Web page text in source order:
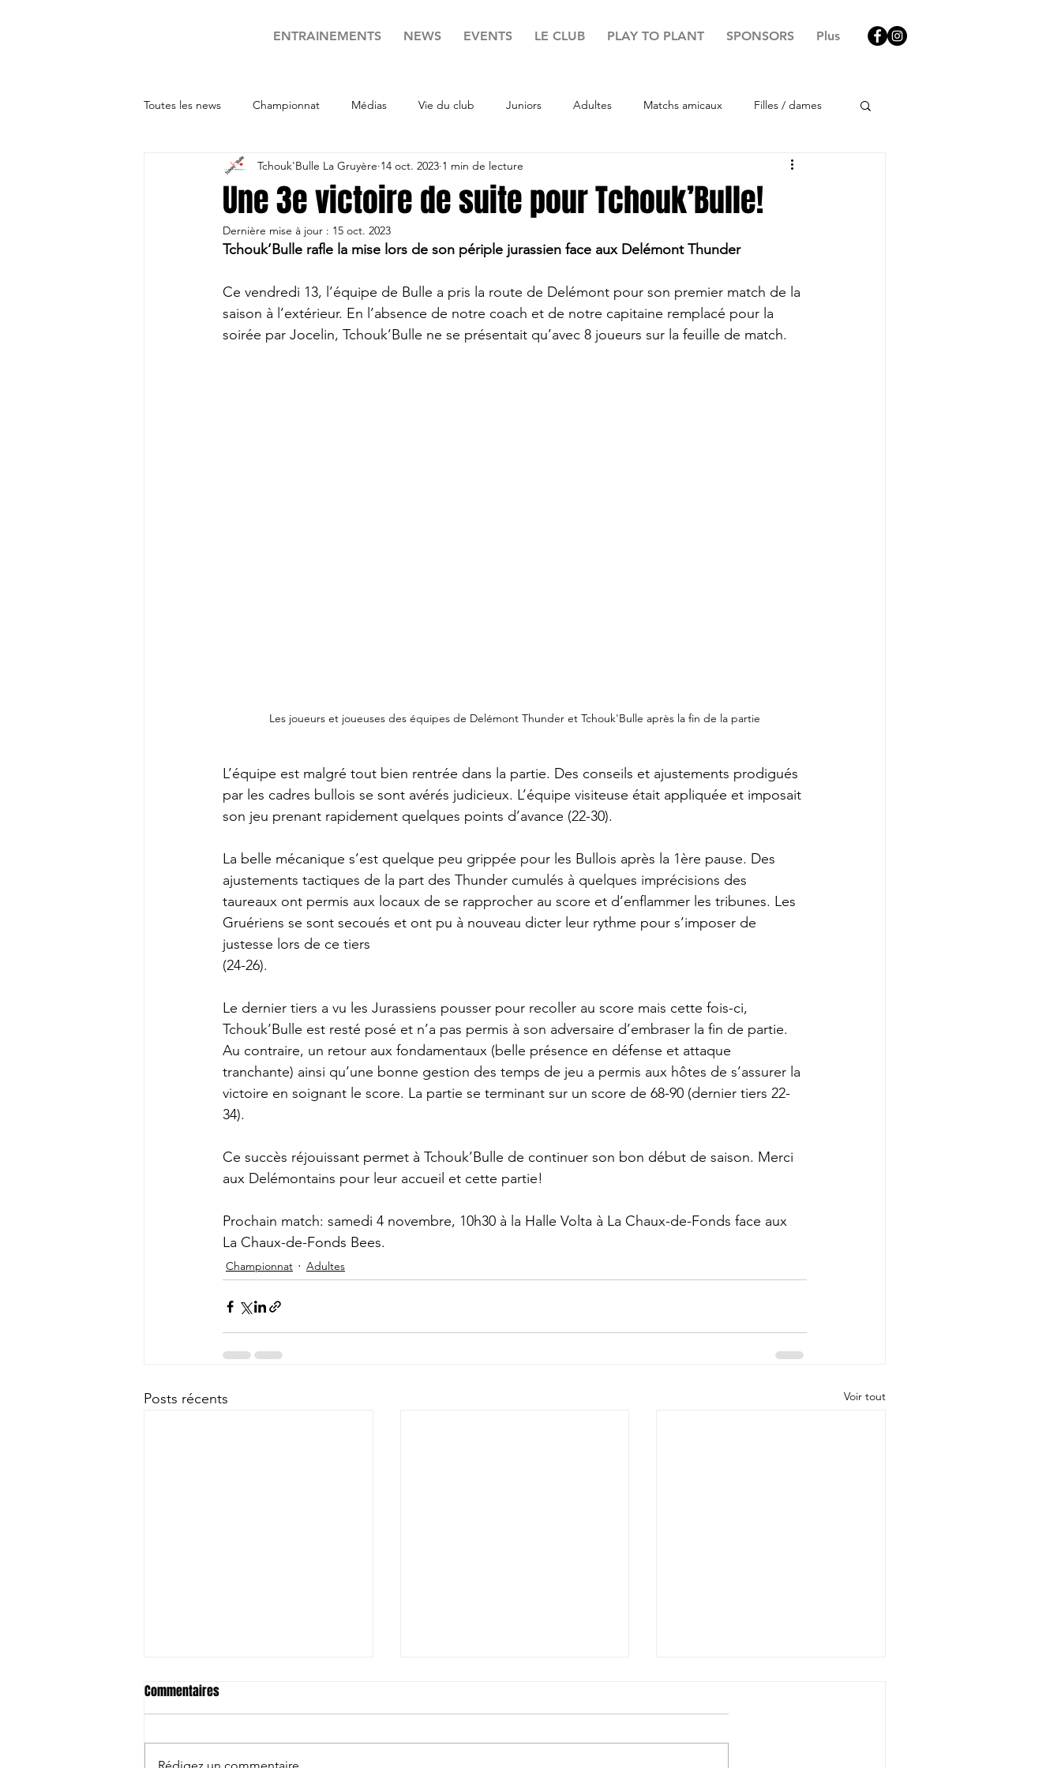
ENTRAINEMENTS NEWS EVENTS LE CLUB PLAY TO PLANT SPONSORS Plus
Toutes les news Championnat Médias Vie du club Juniors Adultes Matchs amicaux Filles / dames
Une 3e victoire de suite pour Tchouk’Bulle!
Tchouk'Bulle La Gruyère 14 oct. 2023 1 min de lecture
Dernière mise à jour : 15 oct. 2023
Tchouk’Bulle rafle la mise lors de son périple jurassien face aux Delémont Thunder
Ce vendredi 13, l’équipe de Bulle a pris la route de Delémont pour son premier match de la
saison à l’extérieur. En l’absence de notre coach et de notre capitaine remplacé pour la
soirée par Jocelin, Tchouk’Bulle ne se présentait qu’avec 8 joueurs sur la feuille de match.
Les joueurs et joueuses des équipes de Delémont Thunder et Tchouk'Bulle après la fin de la partie
L’équipe est malgré tout bien rentrée dans la partie. Des conseils et ajustements prodigués
par les cadres bullois se sont avérés judicieux. L’équipe visiteuse était appliquée et imposait
son jeu prenant rapidement quelques points d’avance (22-30).
La belle mécanique s’est quelque peu grippée pour les Bullois après la 1ère pause. Des
ajustements tactiques de la part des Thunder cumulés à quelques imprécisions des
taureaux ont permis aux locaux de se rapprocher au score et d’enflammer les tribunes. Les
Gruériens se sont secoués et ont pu à nouveau dicter leur rythme pour s’imposer de
justesse lors de ce tiers
(24-26).
Le dernier tiers a vu les Jurassiens pousser pour recoller au score mais cette fois-ci,
Tchouk’Bulle est resté posé et n’a pas permis à son adversaire d’embraser la fin de partie.
Au contraire, un retour aux fondamentaux (belle présence en défense et attaque
tranchante) ainsi qu’une bonne gestion des temps de jeu a permis aux hôtes de s’assurer la
victoire en soignant le score. La partie se terminant sur un score de 68-90 (dernier tiers 22-
34).
Ce succès réjouissant permet à Tchouk’Bulle de continuer son bon début de saison. Merci
aux Delémontains pour leur accueil et cette partie!
Prochain match: samedi 4 novembre, 10h30 à la Halle Volta à La Chaux-de-Fonds face aux
La Chaux-de-Fonds Bees.
Championnat Adultes
Posts récents Voir tout
Commentaires